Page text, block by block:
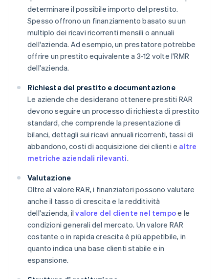
determinare il possibile importo del prestito.
Spesso offrono un finanziamento basato su un
multiplo dei ricavi ricorrenti mensili o annuali
dell'azienda. Ad esempio, un prestatore potrebbe
offrire un prestito equivalente a 3-12 volte l'RMR
dell'azienda.
Richiesta del prestito e documentazione
Le aziende che desiderano ottenere prestiti RAR
devono seguire un processo di richiesta di prestito
standard, che comprende la presentazione di
bilanci, dettagli sui ricavi annuali ricorrenti, tassi di
abbandono, costi di acquisizione dei clienti e altre
metriche aziendali rilevanti.
Valutazione
Oltre al valore RAR, i finanziatori possono valutare
anche il tasso di crescita e la redditività
dell'azienda, ilvalore del cliente nel tempoe le
condizioni generali del mercato. Un valore RAR
costante o in rapida crescita è più appetibile, in
quanto indica una base clienti stabile e in
espansione.